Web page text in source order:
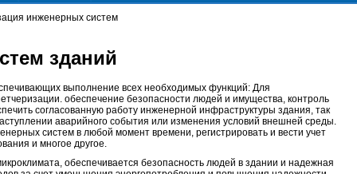
инженерных систем
зданий
выполнение всех необходимых функций: Для
обеспечение безопасности людей и имущества, контроль
согласованную работу инженерной инфраструктуры здания, так
аварийного события или изменения условий внешней среды.
систем в любой момент времени, регистрировать и вести учет
и многое другое.
обеспечивается безопасность людей в здании и надежная